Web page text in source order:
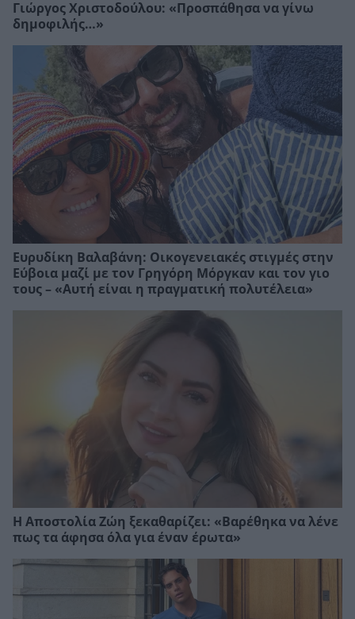
Γιώργος Χριστοδούλου: «Προσπάθησα να γίνω
δημοφιλής…»
Ευρυδίκη Βαλαβάνη: Οικογενειακές στιγμές στην
Εύβοια μαζί με τον Γρηγόρη Μόργκαν και τον γιο
τους – «Αυτή είναι η πραγματική πολυτέλεια»
Η Αποστολία Ζώη ξεκαθαρίζει: «Βαρέθηκα να λένε
πως τα άφησα όλα για έναν έρωτα»